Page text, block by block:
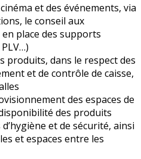
et des événements, via
le conseil aux
place des supports
produits, dans le respect des
et de contrôle de caisse,
des espaces de
des produits
et de sécurité, ainsi
et espaces entre les